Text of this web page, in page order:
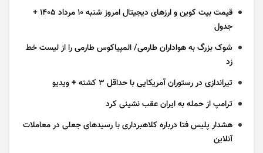
قیمت بیت کوین و ارز‌های دیجیتال امروز شنبه ۱۰ مرداد ۱۴۰۵ +
جدول
شوک بزرگ به هواداران طارمی/ المپیاکوس طارمی را از لیست خط
زد
تیراندازی در رستوران آمریکایی با حداقل ۳ کشته + ویدیو
ترامپ از حمله به ایران عقب نشینی کرد
هشدار پلیس فتا درباره کلاهبرداری با رسید‌های جعلی در معاملات
آنلاین